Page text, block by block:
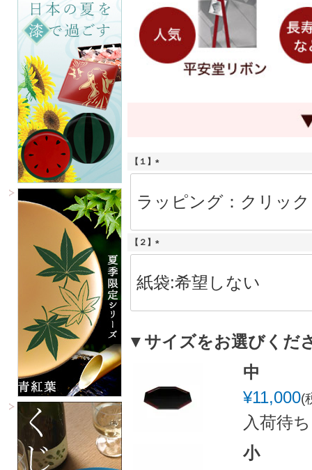
【１】
(
須
【２】
(
須
▼サイズをお選びくだ
中
¥11,000
入荷待ち
小